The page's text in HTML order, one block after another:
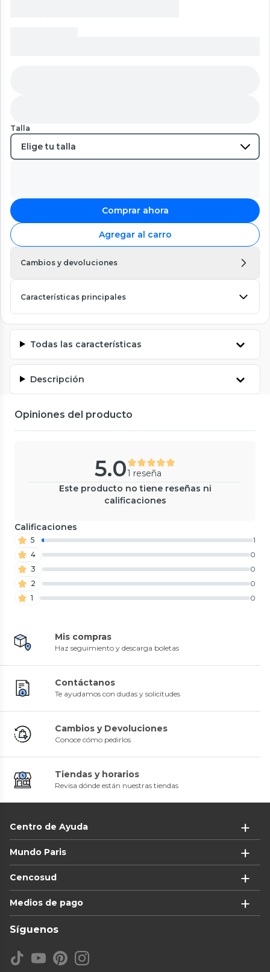
Talla
Comprar ahora
Agregar al carro
Cambios y devoluciones
Características principales
Todas las características
Descripción
Opiniones del producto
5.01 reseña
Este producto no tiene reseñas ni
calificaciones
Calificaciones
5
1
4
0
3
0
2
0
1
0
Mis compras
Haz seguimiento y descarga boletas
Contáctanos
Te ayudamos con dudas y solicitudes
Cambios y Devoluciones
Conoce cómo pedirlos
Tiendas y horarios
Revisa dónde están nuestras tiendas
Centro de Ayuda
Mundo Paris
Cencosud
Medios de pago
Síguenos